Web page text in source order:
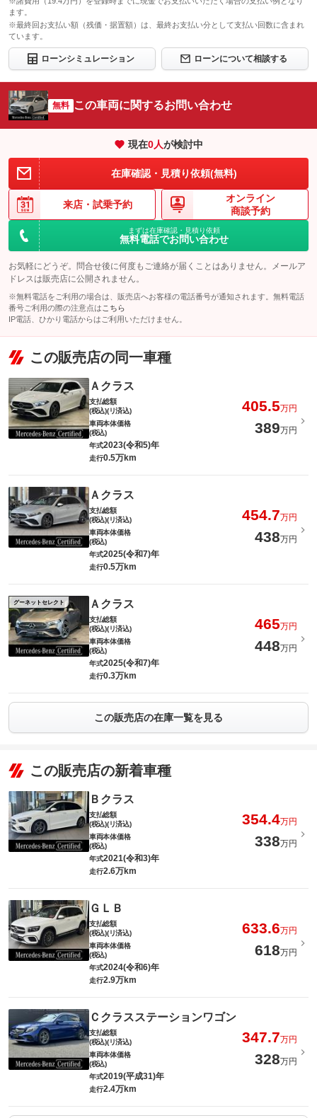
ます。
※最終回お支払い額（残価・据置額）は、最終お支払い分として支払い回数に含まれ
ています。
ローンシミュレーション ローンについて相談する
無料 この車両に関するお問い合わせ
現在0人が検討中
在庫確認・見積り依頼(無料)
来店・ 試乗予約
オンライン
商談予約
まずは在庫確認・見積り依頼
無料電話でお問い合わせ
お気軽にどうぞ。問合せ後に何度もご連絡が届くことはありません。メールア
ドレスは販売店に公開されません。
※無料電話をご利用の場合は、販売店へお客様の電話番号が通知されます。無料電話
番号ご利用の際の注意点は こちら
IP電話、ひかり電話からはご利用いただけません。
この販売店の同一車種
Ａクラス
支払総額
(税込)(リ済込)
405.5万円
車両本体価格
(税込)
389万円
年式2023(令和5)年
走行0.5万km
Ａクラス
支払総額
(税込)(リ済込)
454.7万円
車両本体価格
(税込)
438万円
年式2025(令和7)年
走行0.5万km
グーネットセレクト Ａクラス
支払総額
(税込)(リ済込)
465万円
車両本体価格
(税込)
448万円
年式2025(令和7)年
走行0.3万km
この販売店の在庫一覧を見る
この販売店の新着車種
Ｂクラス
支払総額
(税込)(リ済込)
354.4万円
車両本体価格
(税込)
338万円
年式2021(令和3)年
走行2.6万km
ＧＬＢ
支払総額
(税込)(リ済込)
633.6万円
車両本体価格
(税込)
618万円
年式2024(令和6)年
走行2.9万km
Ｃクラスステーションワゴン
支払総額
(税込)(リ済込)
347.7万円
車両本体価格
(税込)
328万円
年式2019(平成31)年
走行2.4万km